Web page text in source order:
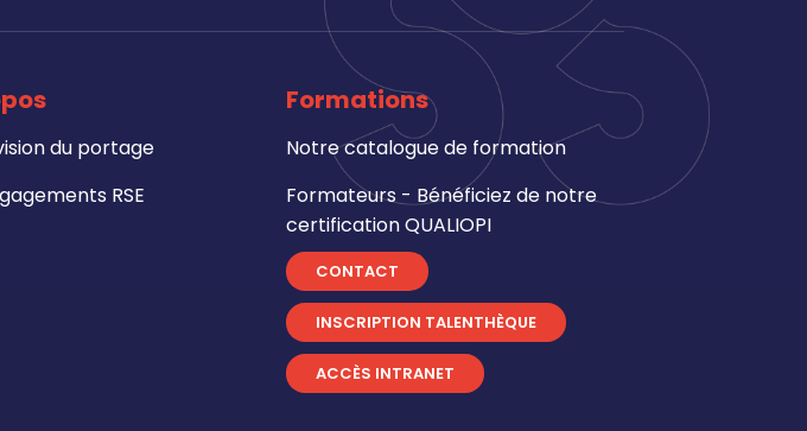
du portage
RSE
Formations
Notre catalogue de formation
Formateurs - Bénéficiez de notre
certification QUALIOPI
CONTACT
INSCRIPTION TALENTHÈQUE
ACCÈS INTRANET